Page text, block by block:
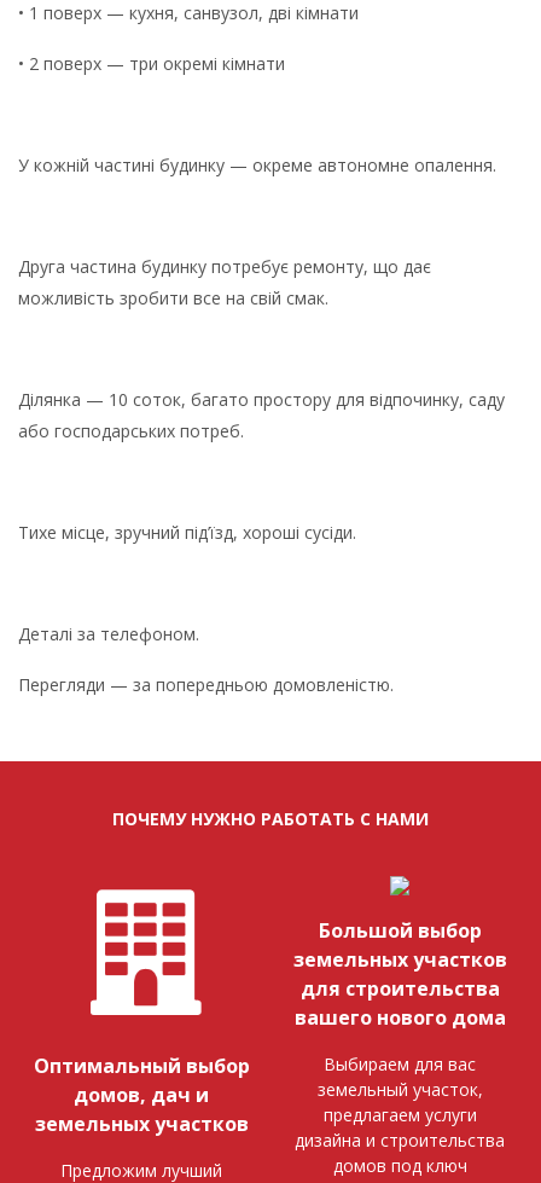
• 1 поверх — кухня, санвузол, дві кімнати
• 2 поверх — три окремі кімнати
У кожній частині будинку — окреме автономне опалення.
Друга частина будинку потребує ремонту, що дає
можливість зробити все на свій смак.
Ділянка — 10 соток, багато простору для відпочинку, саду
або господарських потреб.
Тихе місце, зручний під’їзд, хороші сусіди.
Деталі за телефоном.
Перегляди — за попередньою домовленістю.
ПОЧЕМУ НУЖНО РАБОТАТЬ С НАМИ
Оптимальный выбор
домов, дач и
земельных участков
Предложим лучший
Большой выбор
земельных участков
для строительства
вашего нового дома
Выбираем для вас
земельный участок,
предлагаем услуги
дизайна и строительства
домов под ключ